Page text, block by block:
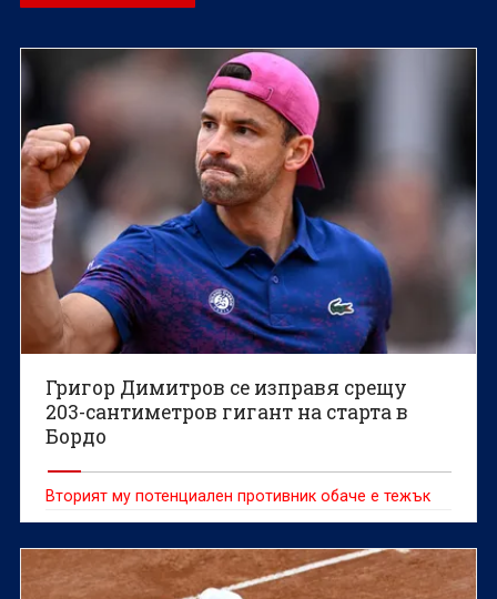
Григор Димитров се изправя срещу
203-сантиметров гигант на старта в
Бордо
Вторият му потенциален противник обаче е тежък